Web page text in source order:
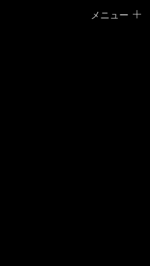
メニュー